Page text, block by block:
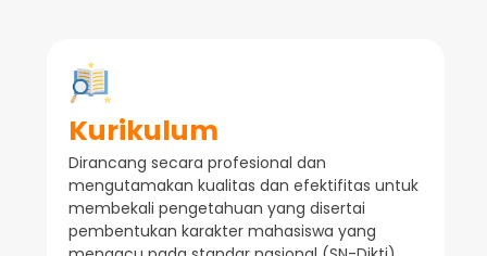
Kurikulum
Dirancang secara profesional dan
mengutamakan kualitas dan efektifitas untuk
membekali pengetahuan yang disertai
pembentukan karakter mahasiswa yang